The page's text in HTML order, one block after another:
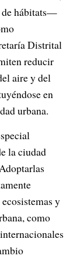
de hábitats—
Distrital
reducir
aire y del
en
urbana.
la ciudad
y
como